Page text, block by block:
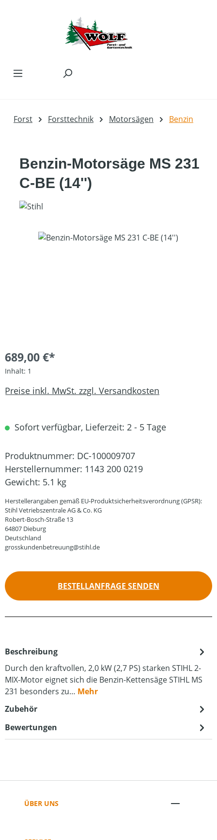
Forst Forsttechnik Motorsägen Benzin
Benzin-Motorsäge MS 231
C-BE (14'')
Bildergalerie überspringen
689,00 €*
Inhalt: 1
Preise inkl. MwSt. zzgl. Versandkosten
Sofort verfügbar, Lieferzeit: 2 - 5 Tage
Produktnummer: DC-100009707
Herstellernummer: 1143 200 0219
Gewicht: 5.1 kg
Herstellerangaben gemäß EU-Produktsicherheitsverordnung (GPSR):
Stihl Vetriebszentrale AG & Co. KG
Robert-Bosch-Straße 13
64807 Dieburg
Deutschland
grosskundenbetreuung@stihl.de
BESTELLANFRAGE SENDEN
Beschreibung
Durch den kraftvollen, 2,0 kW (2,7 PS) starken STIHL 2-
MIX-Motor eignet sich die Benzin-Kettensäge STIHL MS
231 besonders zu… Mehr
Zubehör
Bewertungen
ÜBER UNS